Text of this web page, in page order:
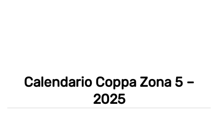
Calendario Coppa Zona 5 –
2025